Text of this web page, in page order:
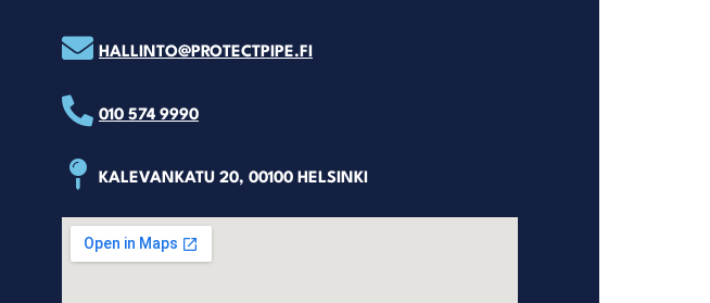
HALLINTO@PROTECTPIPE.FI
010 574 9990
KALEVANKATU 20, 00100 HELSINKI